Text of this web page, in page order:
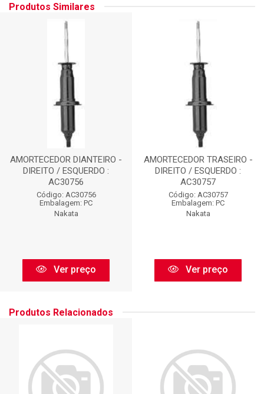
Produtos Similares
AMORTECEDOR DIANTEIRO -
DIREITO / ESQUERDO :
AC30756
Código: AC30756
Embalagem: PC
Nakata
Ver preço
AMORTECEDOR TRASEIRO -
DIREITO / ESQUERDO :
AC30757
Código: AC30757
Embalagem: PC
Nakata
Ver preço
Produtos Relacionados